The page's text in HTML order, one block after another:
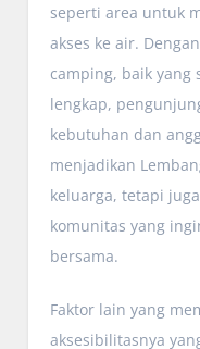
seperti area untuk
akses ke air.
camping, baik yang
lengkap,
kebutuhan dan
menjadikan
keluarga, tetapi
komunitas yang
bersama.
Faktor lain yang
aksesibilitasnya